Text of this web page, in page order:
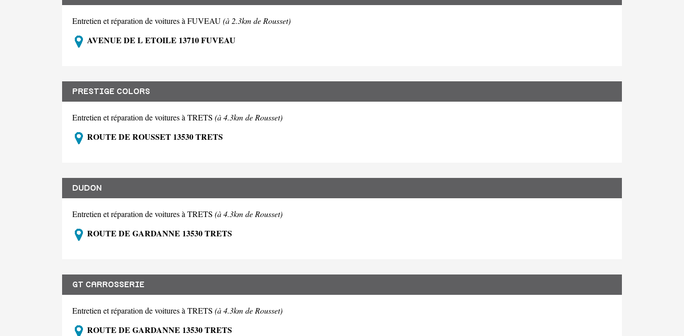
Entretien et réparation de voitures à FUVEAU(à 2.3km de Rousset)
AVENUE DE L ETOILE 13710 FUVEAU
PRESTIGE COLORS
Entretien et réparation de voitures à TRETS (à 4.3km de Rousset)
ROUTE DE ROUSSET 13530 TRETS
DUDON
Entretien et réparation de voitures à TRETS (à 4.3km de Rousset)
ROUTE DE GARDANNE 13530 TRETS
GT CARROSSERIE
Entretien et réparation de voitures à TRETS (à 4.3km de Rousset)
ROUTE DE GARDANNE 13530 TRETS